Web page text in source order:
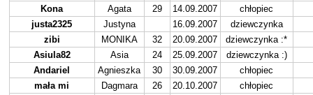
Kona
Agata 29 14.09.2007
chłopiec
justa2325
Justyna 16.09.2007
dziewczynka
zibi
MONIKA 32 20.09.2007
dziewczynka :*
Asiula82
Asia 24 25.09.2007
dziewczynka :)
Andariel
Agnieszka 30 30.09.2007
chłopiec
mała mi
Dagmara 26 20.10.2007
chłopiec